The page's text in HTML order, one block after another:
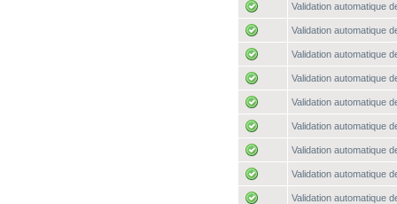
Validation automatique
Validation automatique
Validation automatique
Validation automatique
Validation automatique
Validation automatique
Validation automatique
Validation automatique
Validation automatique